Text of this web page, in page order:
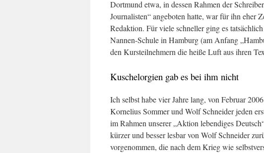
Dortmund etwa, in dessen Rahmen der
Journalisten“ angeboten hatte, war für ihn eher
Redaktion. Für viele schneller ging es
Nannen-Schule in Hamburg (am Anfang
den Kursteilnehmern die heiße Luft aus ihren
Kuschelorgien gab es bei ihm nicht
Ich selbst habe vier Jahre lang, von Februar
Kornelius Sommer und Wolf Schneider jeden
im Rahmen unserer „Aktion lebendiges
kürzer und besser lesbar von Wolf Schneider
vorgenommen, die nach dem Krieg wie